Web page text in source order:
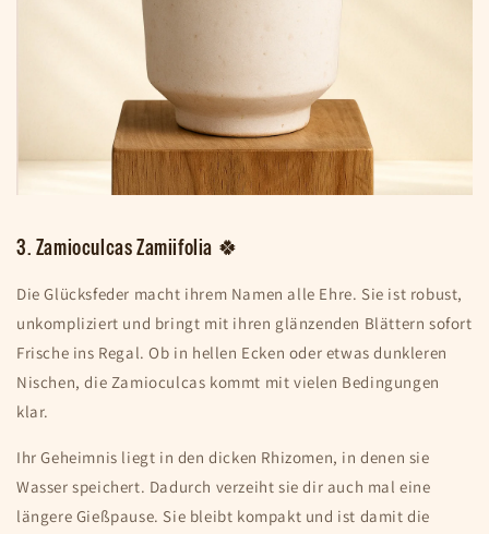
3. Zamioculcas Zamiifolia 🍀
Die Glücksfeder macht ihrem Namen alle Ehre. Sie ist robust,
unkompliziert und bringt mit ihren glänzenden Blättern sofort
Frische ins Regal. Ob in hellen Ecken oder etwas dunkleren
Nischen, die Zamioculcas kommt mit vielen Bedingungen
klar.
Ihr Geheimnis liegt in den dicken Rhizomen, in denen sie
Wasser speichert. Dadurch verzeiht sie dir auch mal eine
längere Gießpause. Sie bleibt kompakt und ist damit die